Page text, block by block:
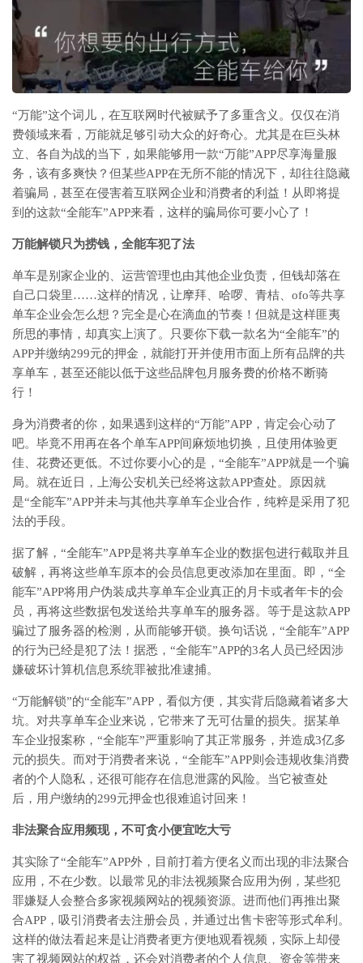
“万能”这个词儿，在互联网时代被赋予了多重含义。仅仅在消
费领域来看，万能就足够引动大众的好奇心。尤其是在巨头林
立、各自为战的当下，如果能够用一款“万能”APP尽享海量服
务，该有多爽快？但某些APP在无所不能的情况下，却往往隐藏
着骗局，甚至在侵害着互联网企业和消费者的利益！从即将提
到的这款“全能车”APP来看，这样的骗局你可要小心了！
万能解锁只为捞钱，全能车犯了法
单车是别家企业的、运营管理也由其他企业负责，但钱却落在
自己口袋里……这样的情况，让摩拜、哈啰、青桔、ofo等共享
单车企业会怎么想？完全是心在滴血的节奏！但就是这样匪夷
所思的事情，却真实上演了。只要你下载一款名为“全能车”的
APP并缴纳299元的押金，就能打开并使用市面上所有品牌的共
享单车，甚至还能以低于这些品牌包月服务费的价格不断骑
行！
身为消费者的你，如果遇到这样的“万能”APP，肯定会心动了
吧。毕竟不用再在各个单车APP间麻烦地切换，且使用体验更
佳、花费还更低。不过你要小心的是，“全能车”APP就是一个骗
局。就在近日，上海公安机关已经将这款APP查处。原因就
是“全能车”APP并未与其他共享单车企业合作，纯粹是采用了犯
法的手段。
据了解，“全能车”APP是将共享单车企业的数据包进行截取并且
破解，再将这些单车原本的会员信息更改添加在里面。即，“全
能车”APP将用户伪装成共享单车企业真正的月卡或者年卡的会
员，再将这些数据包发送给共享单车的服务器。等于是这款APP
骗过了服务器的检测，从而能够开锁。换句话说，“全能车”APP
的行为已经是犯了法！据悉，“全能车”APP的3名人员已经因涉
嫌破坏计算机信息系统罪被批准逮捕。
“万能解锁”的“全能车”APP，看似方便，其实背后隐藏着诸多大
坑。对共享单车企业来说，它带来了无可估量的损失。据某单
车企业报案称，“全能车”严重影响了其正常服务，并造成3亿多
元的损失。而对于消费者来说，“全能车”APP则会违规收集消费
者的个人隐私，还很可能存在信息泄露的风险。当它被查处
后，用户缴纳的299元押金也很难追讨回来！
非法聚合应用频现，不可贪小便宜吃大亏
其实除了“全能车”APP外，目前打着方便名义而出现的非法聚合
应用，不在少数。以最常见的非法视频聚合应用为例，某些犯
罪嫌疑人会整合多家视频网站的视频资源。进而他们再推出聚
合APP，吸引消费者去注册会员，并通过出售卡密等形式牟利。
这样的做法看起来是让消费者更方便地观看视频，实际上却侵
害了视频网站的权益，还会对消费者的个人信息、资金等带来